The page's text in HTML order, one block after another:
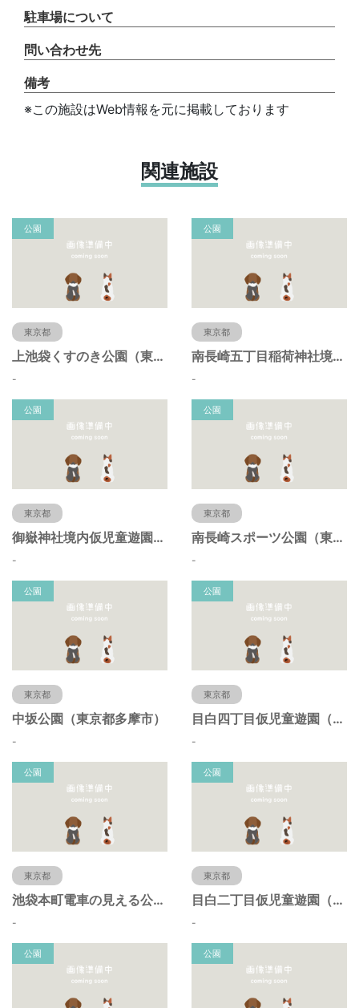
駐車場について
問い合わせ先
備考
※この施設はWeb情報を元に掲載しております
関連施設
公園
東京都
上池袋くすのき公園（東京都豊島区）
-
公園
東京都
南長崎五丁目稲荷神社境内仮児童遊園（東京都豊島区）
-
公園
東京都
御嶽神社境内仮児童遊園（東京都豊島区）
-
公園
東京都
南長崎スポーツ公園（東京都豊島区）
-
公園
東京都
中坂公園（東京都多摩市）
-
公園
東京都
目白四丁目仮児童遊園（東京都豊島区）
-
公園
東京都
池袋本町電車の見える公園（東京都豊島区）
-
公園
東京都
目白二丁目仮児童遊園（東京都豊島区）
-
公園 公園